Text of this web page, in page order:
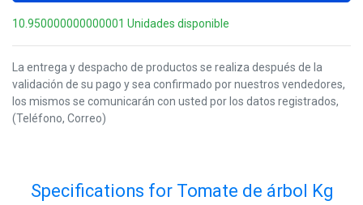
10.950000000000001 Unidades disponible
La entrega y despacho de productos se realiza después de la
validación de su pago y sea confirmado por nuestros vendedores,
los mismos se comunicarán con usted por los datos registrados,
(Teléfono, Correo)
Specifications for Tomate de árbol Kg